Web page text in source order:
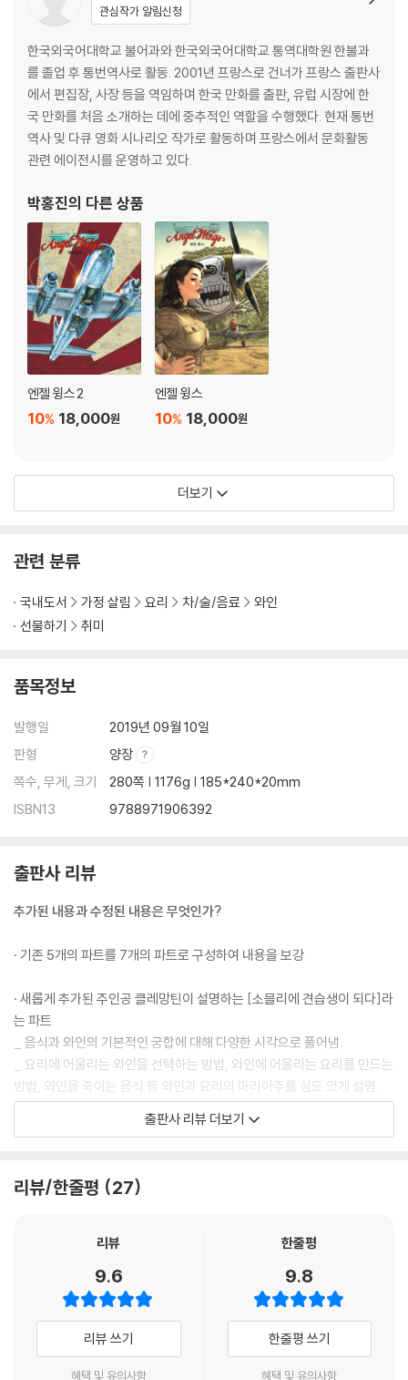
알자스 와인 / 보졸레 와인 / 부르고뉴 와인 / 보르도 와인 / 샹파뉴 와인 /
랑그도크루시용 와인 / 프로방스 와인 / 코르시카 와인 / 남서부지방 와인
/ 루아르 밸리 와인 / 론 밸리 와인 / 프랑스 다른 지방의 와인
루아르 밸리 와인 / 론 밸리 와인 / 프랑스 다른 지방의 와인
유럽 와인
독일 와인 / 스위스 · 오스트리아 와인 / 이탈리아 와인 / 스페인 와인 / 포
르투갈 와인 / 그리스 와인 /
세계의 와인
미국 와인 / 칠레 와인 / 아르헨티나 와인 / 오스트레일리아 · 뉴질랜드 와
인 / 남아프리카공화국 와인 / 그 외 다른 나라의 와인 / 간단한 와인 역사 /
와인과 관련된 노래
클레망틴, 소믈리에 견습생이 되다
음식과 와인의 기본적인 궁합
오늘 요리에는 어떤 와인이 잘 어울리는가?
고기요리와 어울리는 와인 / 가금육과 지비에 요리와 어울리는 와인 / 생
선요리와 어울리는 와인 /
와인을 죽이는 음식
발포성 와인 / 상큼한 화이트 와인 / 향이 풍부한 화이트 와인 / 강한 화이
트 와인 / 로제 와인 / 가벼운 레드 와인 / 부드러운 레드 와인 / 강한 레드
와인 / 무알뢰 · 리코뢰 와인 / 뱅 두 나튀렐 / 바쁜 식도락가를 위한 제안
와인의 가격
소믈리에의 역할
와인 라벨 이해하기
눈여겨봐야 할 내용 / 와인 마케팅의 진실
와인을 사려면
대형마트에서 살 때 / 와이너리 또는 와인전시회에서 살 때 / 와인샵에서
나만의 와인저장고 만들기
보관 조건 / 와인 숙성시키기 / 와인병에 대해 / 와인에 관한 말말말
와인 지식 테스트
줄리엣, 디너파티를 준비하다 / 파콤, 와인 시음을 배우다 / 엑토르, 포도를
수확하다
코랄리, 포도농장을 방문하다 / 클레망틴, 소믈리에 견습생이 되다 / 폴, 와
인을 사다
COLUMN
관심작가 알림신청
한국외국어대학교 불어과와 한국외국어대학교 통역대학원 한불과
를 졸업 후 통번역사로 활동. 2001년 프랑스로 건너가 프랑스 출판사
에서 편집장, 사장 등을 역임하며 한국 만화를 출판, 유럽 시장에 한
국 만화를 처음 소개하는 데에 중추적인 역할을 수행했다. 현재 통번
역사 및 다큐 영화 시나리오 작가로 활동하며 프랑스에서 문화활동
관련 에이전시를 운영하고 있다.
박홍진의 다른 상품
엔젤 윙스 2
18,000원
10%
엔젤 윙스
18,000원
10%
더보기
관련 분류
국내도서 가정 살림 요리 차/술/음료
와인
선물하기
취미
품목정보
발행일
2019년 09월 10일
판형
양장
쪽수, 무게, 크기
280쪽 | 1176g | 185*240*20mm
ISBN13
9788971906392
출판사 리뷰
추가된 내용과 수정된 내용은 무엇인가?
· 기존 5개의 파트를 7개의 파트로 구성하여 내용을 보강
· 새롭게 추가된 주인공 클레망틴이 설명하는 [소믈리에 견습생이 되다]라
는 파트
_ 음식과 와인의 기본적인 궁합에 대해 다양한 시각으로 풀어냄.
_ 요리에 어울리는 와인을 선택하는 방법, 와인에 어울리는 요리를 만드는
방법, 와인을 죽이는 음식 등 와인과 요리의 마리아주를 심도 있게 설명.
· [와인 지식 테스트]라는 파트도 새롭게 구성
_ 공부하는 중간중간에 돔 페리뇽 같은 인물의 이야기도 재미있게 볼 수
· 본문 곳곳에 수정된 내용
_ 시대에 흐름에 발맞춰 오렌지 와인, 뱅 존, 내추럴 와인 등 최신 정보로
_ 기존 지도보다 구체적인 상세지도로 교체하여 산지 정보의 정확성을 더
출판사 리뷰 더보기
리뷰/한줄평 27
리뷰
9.6
리뷰 쓰기
혜택 및 유의사항
한줄평
9.8
한줄평 쓰기
혜택 및 유의사항